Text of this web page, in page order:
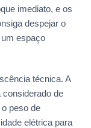
imediato, e os
despejar o
espaço
técnica. A
considerado de
peso de
elétrica para